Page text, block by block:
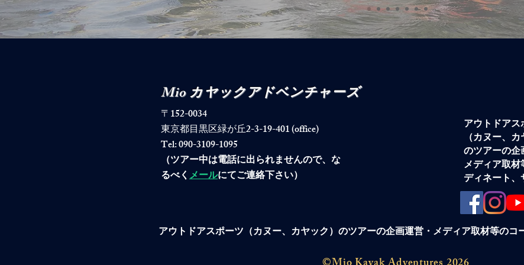
Mio カヤックアドベンチャーズ
〒152-0034
東京都目黒区緑が丘2-3-19-401 (office)
Tel: 090-3109-1095
​（ツアー中は電話に出られませんので、な
るべくメールにてご連絡下さい）
アウトドアス
（カヌー、カ
のツアーの企
メディア取材
ディネート、
アウトドアスポーツ（カヌー、カヤック）のツアーの企画運営・メディア取材等のコ